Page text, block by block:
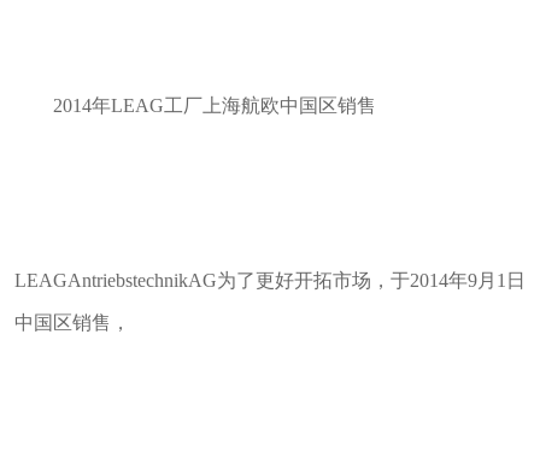
2014年LEAG工厂上海航欧中国区销售
LEAGAntriebstechnikAG为了更好开拓市场，于2014年9月1日
中国区销售，